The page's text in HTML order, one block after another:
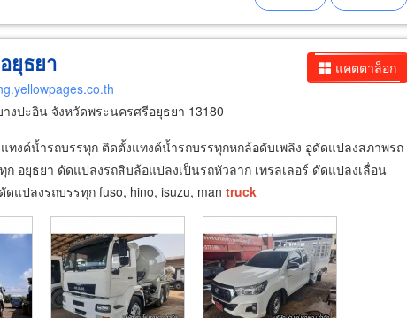
แคตตาล็อก
ยุธยา
งปะอิน จังหวัดพระนครศรีอยุธยา 13180
ทงค์น้ำรถบรรทุก ติดตั้งแทงค์น้ำรถบรรทุกหกล้อดับเพลิง อู่ดัดแปลงสภาพรถ
อยุธยา ดัดแปลงรถสิบล้อแปลงเป็นรถหัวลาก เทรลเลอร์ ดัดแปลงเลื่อน
แปลงรถบรรทุก fuso, hino, isuzu, man truck